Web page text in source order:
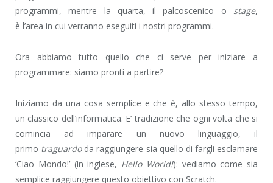
programmi, mentre la quarta, il palcoscenico o stage,
è l’area in cui verranno eseguiti i nostri programmi.
Ora abbiamo tutto quello che ci serve per iniziare a
programmare: siamo pronti a partire?
Iniziamo da una cosa semplice e che è, allo stesso tempo,
un classico dell’informatica. E’ tradizione che ogni volta che si
comincia ad imparare un nuovo linguaggio, il
primo traguardoda raggiungere sia quello di fargli esclamare
‘Ciao Mondo!’ (in inglese, Hello World!): vediamo come sia
semplice raggiungere questo obiettivo con Scratch.